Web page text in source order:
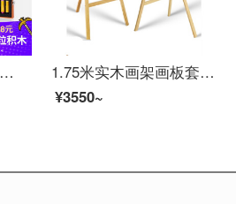
Bravokids百思童年美术套装儿童绘画69件/套画画用具安全无毒3-14岁幼儿画画六一儿童节礼物 美术套装-宫西达也恐龙世界联名款
1.75米实木画架画板套装木制折叠多功能素描写生美术生专用绘画工具儿童水彩初学者支架式油画架子升降展 1.5米白色黄松画架
¥3550~